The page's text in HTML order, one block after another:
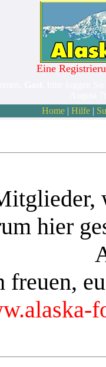
Eine
Home| Hilfe|
hier
freuen,